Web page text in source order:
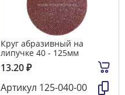
Круг абразивный на
липучке 40 - 125мм
13.20₽
Артикул 125-040-00